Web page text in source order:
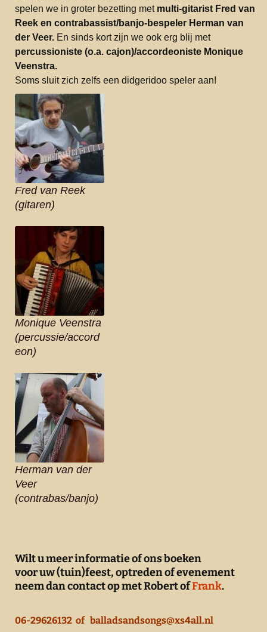
spelen we in groter bezetting met multi-gitarist Fred van
Reek en contrabassist/banjo-bespeler Herman van
der Veer. En sinds kort zijn we ook erg blij met
percussioniste (o.a. cajon)/accordeoniste Monique
Veenstra.
Soms sluit zich zelfs een didgeridoo speler aan!
Fred van Reek
(gitaren)
Monique Veenstra
(percussie/accord
eon)
Herman van der
Veer
(contrabas/banjo)
Wilt u meer informatie of ons boeken
voor uw (tuin)feest, optreden of evenement
neem dan contact op met Robert ofFrank.
06-29626132 of balladsandsongs@xs4all.nl